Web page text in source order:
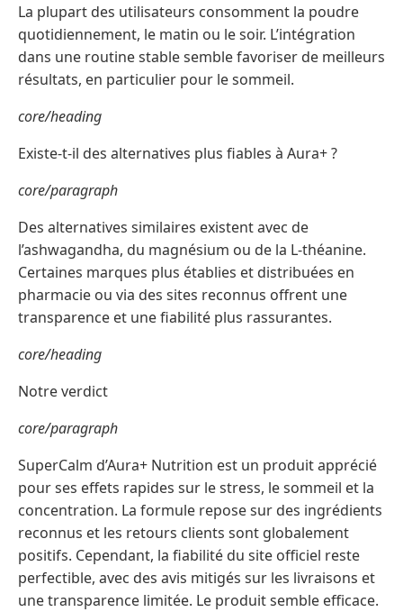
La plupart des utilisateurs consomment la poudre
quotidiennement, le matin ou le soir. L’intégration
dans une routine stable semble favoriser de meilleurs
résultats, en particulier pour le sommeil.
core/heading
Existe-t-il des alternatives plus fiables à Aura+ ?
core/paragraph
Des alternatives similaires existent avec de
l’ashwagandha, du magnésium ou de la L-théanine.
Certaines marques plus établies et distribuées en
pharmacie ou via des sites reconnus offrent une
transparence et une fiabilité plus rassurantes.
core/heading
Notre verdict
core/paragraph
SuperCalm d’Aura+ Nutrition est un produit apprécié
pour ses effets rapides sur le stress, le sommeil et la
concentration. La formule repose sur des ingrédients
reconnus et les retours clients sont globalement
positifs. Cependant, la fiabilité du site officiel reste
perfectible, avec des avis mitigés sur les livraisons et
une transparence limitée. Le produit semble efficace.